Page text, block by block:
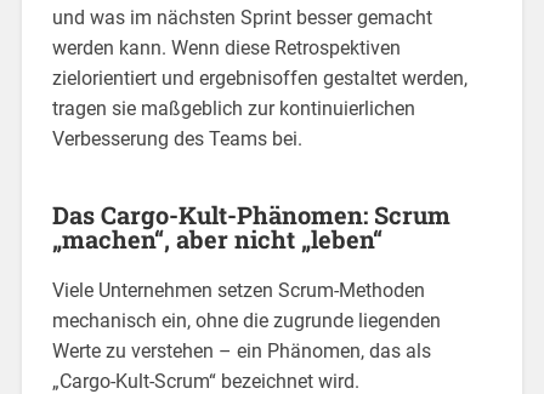
und was im nächsten Sprint besser gemacht
werden kann. Wenn diese Retrospektiven
zielorientiert und ergebnisoffen gestaltet werden,
tragen sie maßgeblich zur kontinuierlichen
Verbesserung des Teams bei.
Das Cargo-Kult-Phänomen: Scrum
„machen“, aber nicht „leben“
Viele Unternehmen setzen Scrum-Methoden
mechanisch ein, ohne die zugrunde liegenden
Werte zu verstehen – ein Phänomen, das als
„Cargo-Kult-Scrum“ bezeichnet wird.